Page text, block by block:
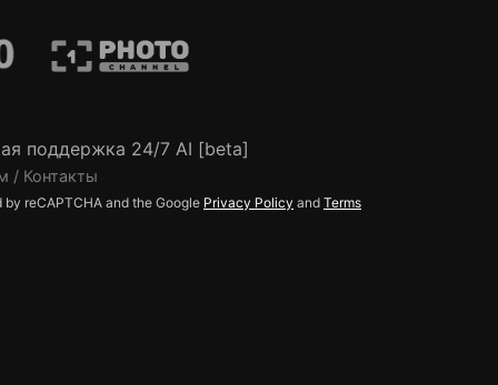
поддержка 24/7 AI [beta]
/ Контакты
reCAPTCHA and the Google Privacy Policy and Terms